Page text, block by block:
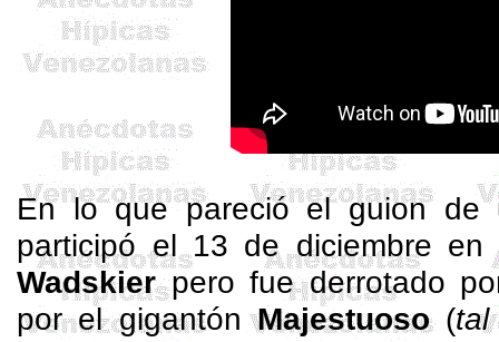
En lo que pareció el guion de
participó el 13 de diciembre
Wadskierpero fue derrotado
por el gigantónMajestuoso(